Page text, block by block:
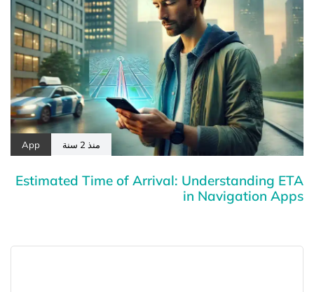
منذ 2 سنة App
Estimated Time of Arrival: Understanding ETA
in Navigation Apps